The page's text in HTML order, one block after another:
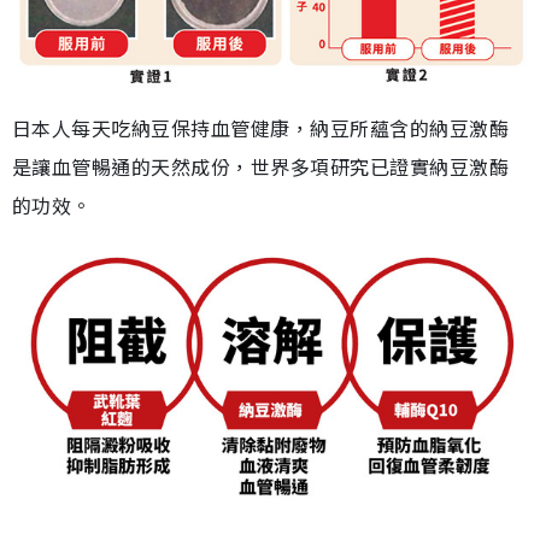
日本人每天吃納豆保持血管健康，納豆所蘊含的納豆激酶
是讓血管暢通的天然成份，世界多項研究已證實納豆激酶
的功效。